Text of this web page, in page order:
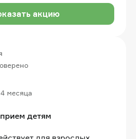
акцию
детям
месяца